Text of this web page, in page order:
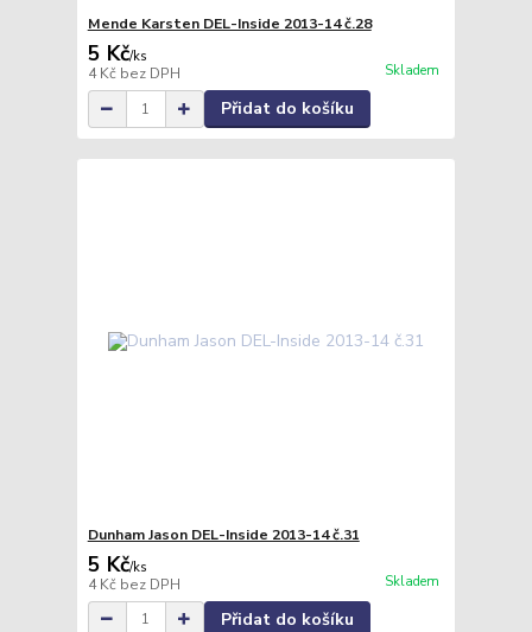
Mende Karsten DEL-Inside 2013-14 č.28
5 Kč/ks
4 Kč bez DPH Skladem
Přidat do košíku
Dunham Jason DEL-Inside 2013-14 č.31
5 Kč/ks
4 Kč bez DPH Skladem
Přidat do košíku